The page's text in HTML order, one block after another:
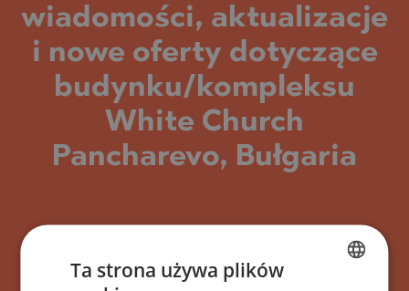
wiadomości, aktualizacje
i nowe oferty dotyczące
budynku/kompleksu
White Church
Pancharevo, Bułgaria
Ta strona używa plików